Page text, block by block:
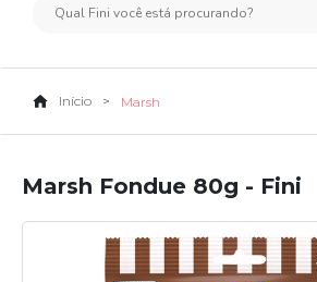
Início Marsh
Marsh Fondue 80g - Fini